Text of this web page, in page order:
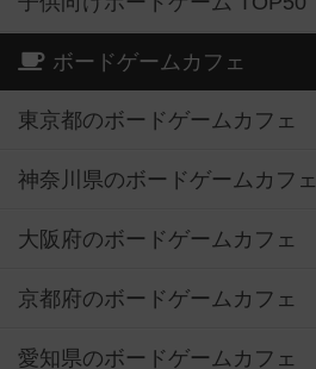
ボードゲームカフェ
東京都のボードゲームカフェ
神奈川県のボードゲームカフェ
大阪府のボードゲームカフェ
京都府のボードゲームカフェ
愛知県のボードゲームカフェ